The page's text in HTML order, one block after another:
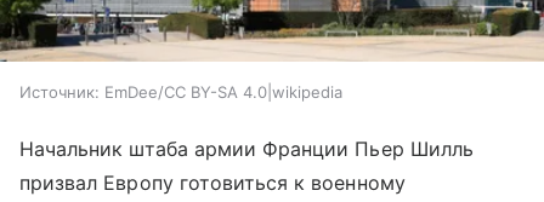
Источник: EmDee/CC BY-SA 4.0|wikipedia
Начальник штаба армии Франции Пьер Шилль
призвал Европу готовиться к военному